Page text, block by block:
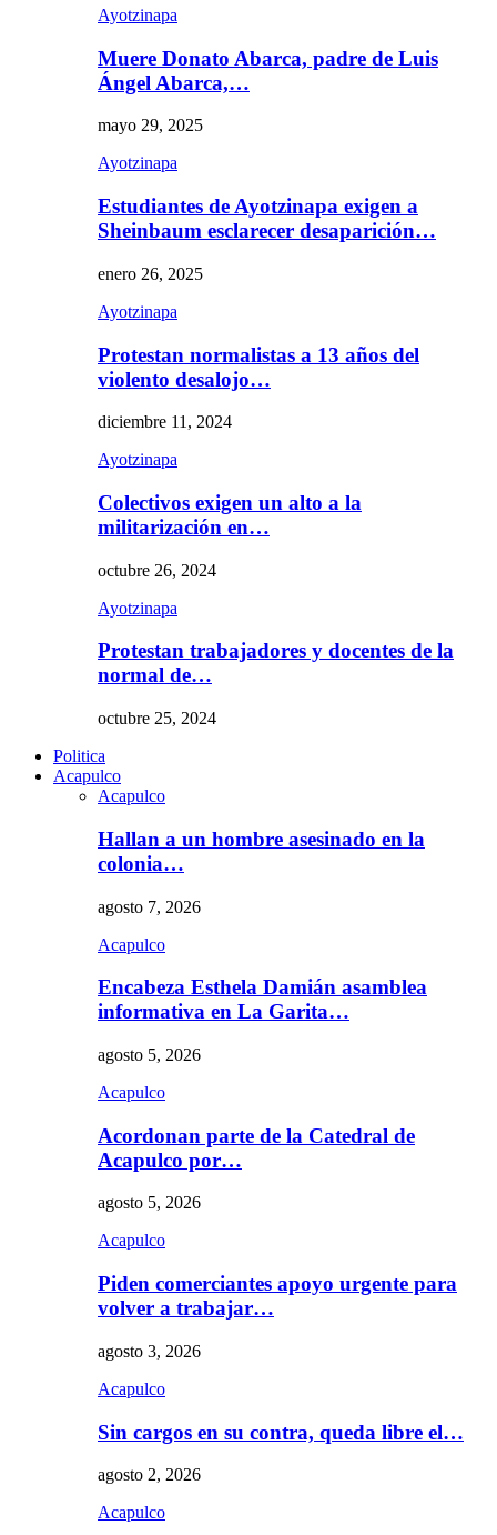
Ayotzinapa
Muere Donato Abarca, padre de Luis
Ángel Abarca,…
mayo 29, 2025
Ayotzinapa
Estudiantes de Ayotzinapa exigen a
Sheinbaum esclarecer desaparición…
enero 26, 2025
Ayotzinapa
Protestan normalistas a 13 años del
violento desalojo…
diciembre 11, 2024
Ayotzinapa
Colectivos exigen un alto a la
militarización en…
octubre 26, 2024
Ayotzinapa
Protestan trabajadores y docentes de la
normal de…
octubre 25, 2024
Politica
Acapulco
Acapulco
Hallan a un hombre asesinado en la
colonia…
agosto 7, 2026
Acapulco
Encabeza Esthela Damián asamblea
informativa en La Garita…
agosto 5, 2026
Acapulco
Acordonan parte de la Catedral de
Acapulco por…
agosto 5, 2026
Acapulco
Piden comerciantes apoyo urgente para
volver a trabajar…
agosto 3, 2026
Acapulco
Sin cargos en su contra, queda libre el…
agosto 2, 2026
Acapulco